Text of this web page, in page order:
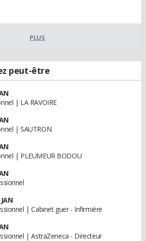
PLUS
peut-être
| LA RAVOIRE
| SAUTRON
| PLEUMEUR BODOU
| Cabinet guer - Infirmière
| AstraZeneca - Directeur